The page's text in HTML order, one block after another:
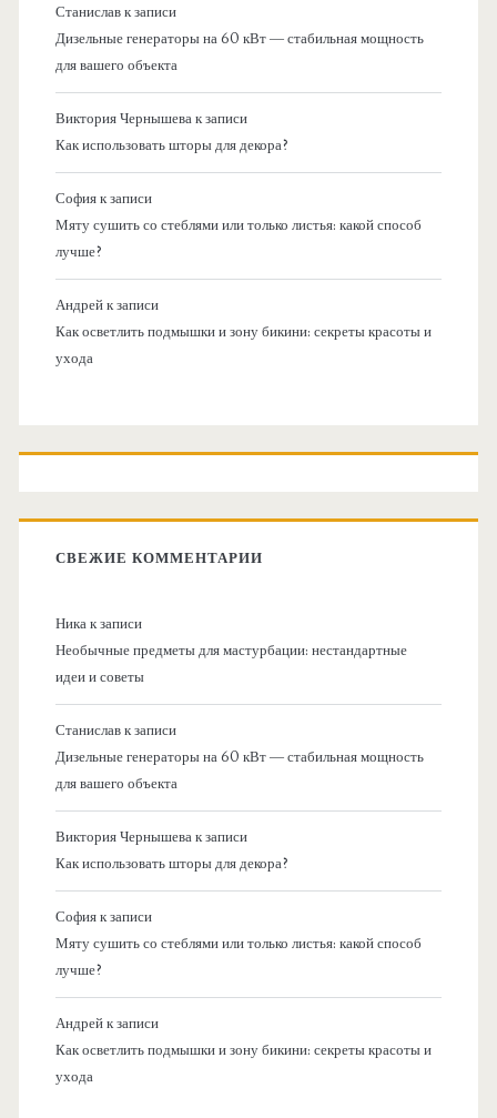
Станиславк записи
Дизельные генераторы на 60 кВт — стабильная мощность
для вашего объекта
Виктория Чернышевак записи
Как использовать шторы для декора?
Софияк записи
Мяту сушить со стеблями или только листья: какой способ
лучше?
Андрейк записи
Как осветлить подмышки и зону бикини: секреты красоты и
ухода
СВЕЖИЕ КОММЕНТАРИИ
Никак записи
Необычные предметы для мастурбации: нестандартные
идеи и советы
Станиславк записи
Дизельные генераторы на 60 кВт — стабильная мощность
для вашего объекта
Виктория Чернышевак записи
Как использовать шторы для декора?
Софияк записи
Мяту сушить со стеблями или только листья: какой способ
лучше?
Андрейк записи
Как осветлить подмышки и зону бикини: секреты красоты и
ухода